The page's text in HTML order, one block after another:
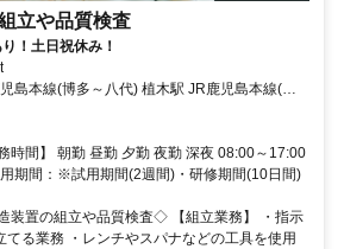
立や品質検査
！土日祝休み！
島本線(博多～八代) 植木駅 JR鹿児島本線(博
分 ※九州自動車道植木ICから車で20分 ★工場
り
時間】 朝勤 昼勤 夕勤 夜勤 深夜 08:00～17:00
用期間：※試用期間(2週間)・研修期間(10日間)
装置の組立や品質検査◇ 【組立業務】 ・指示
てる業務 ・レンチやスパナなどの工具を使用